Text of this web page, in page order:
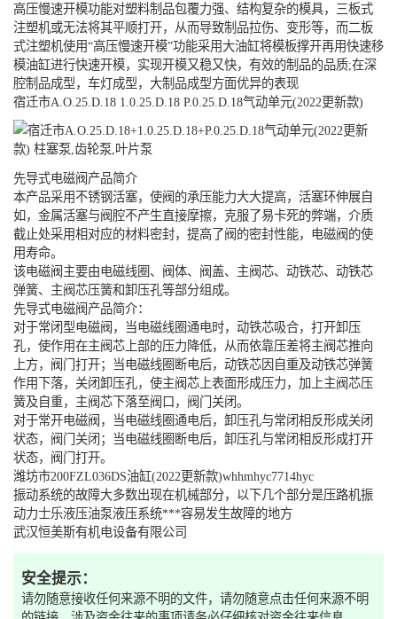
高压慢速开模功能对塑料制品包覆力强、结构复杂的模具，三板式
注塑机或无法将其平顺打开，从而导致制品拉伤、变形等，而二板
式注塑机使用“高压慢速开模”功能采用大油缸将模板撑开再用快速移
模油缸进行快速开模，实现开模又稳又快，有效的制品的品质;在深
腔制品成型，车灯成型，大制品成型方面优异的表现
宿迁市A.O.25.D.18 1.0.25.D.18 P.0.25.D.18气动单元(2022更新款)
先导式电磁阀产品简介
本产品采用不锈钢活塞，使阀的承压能力大大提高，活塞环伸展自
如，金属活塞与阀腔不产生直接摩擦，克服了易卡死的弊端，介质
截止处采用相对应的材料密封，提高了阀的密封性能，电磁阀的使
用寿命。
该电磁阀主要由电磁线圈、阀体、阀盖、主阀芯、动铁芯、动铁芯
弹簧、主阀芯压簧和卸压孔等部分组成。
先导式电磁阀产品简介：
对于常闭型电磁阀，当电磁线圈通电时，动铁芯吸合，打开卸压
孔，使作用在主阀芯上部的压力降低，从而依靠压差将主阀芯推向
上方，阀门打开；当电磁线圈断电后，动铁芯因自重及动铁芯弹簧
作用下落，关闭卸压孔，使主阀芯上表面形成压力，加上主阀芯压
簧及自重，主阀芯下落至阀口，阀门关闭。
对于常开电磁阀，当电磁线圈通电后，卸压孔与常闭相反形成关闭
状态，阀门关闭；当电磁线圈断电后，卸压孔与常闭相反形成打开
状态，阀门打开。
潍坊市200FZL036DS油缸(2022更新款)whhmhyc7714hyc
振动系统的故障大多数出现在机械部分，以下几个部分是压路机振
动力士乐液压油泵液压系统***容易发生故障的地方
武汉恒美斯有机电设备有限公司
安全提示：
请勿随意接收任何来源不明的文件，请勿随意点击任何来源不明